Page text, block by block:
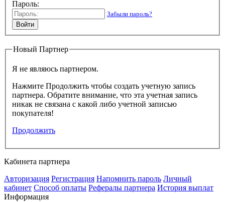
Пароль:
Забыли пароль?
Новый Партнер
Я не являюсь партнером.
Нажмите Продолжить чтобы создать учетную запись
партнера. Обратите внимание, что эта учетная запись
никак не связана с какой либо учетной записью
покупателя!
Продолжить
Кабинета партнера
Авторизация Регистрация Напомнить пароль Личный
кабинет Способ оплаты Рефералы партнера История выплат
Информация